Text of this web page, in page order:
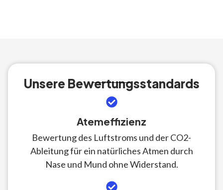
Unsere Bewertungsstandards
Atemeffizienz
Bewertung des Luftstroms und der CO2-
Ableitung für ein natürliches Atmen durch
Nase und Mund ohne Widerstand.